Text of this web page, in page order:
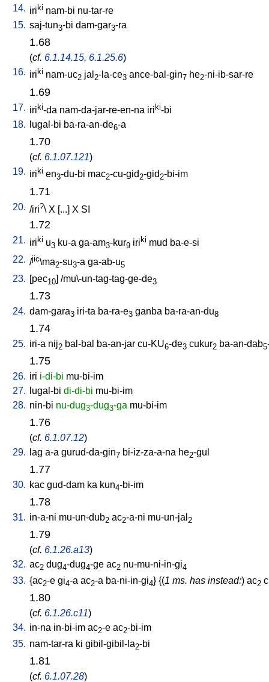
14. iriki nam-bi nu-tar-re
15. saj-tun3-bi dam-gar3-ra
1.68
(cf. 6.1.14.15, 6.1.25.6)
16. iriki nam-uc2 jal 2-la-ce3 ance-bal-gin7 he2-ni-ib-sar-re
1.69
17. iriki-da nam-da-jar-re-en-na iriki-bi
18.
lugal-bi ba-ra-an-de6-a
1.70
(cf. 6.1.07.121)
19. iriki en3-du-bi mac2-cu-gid2-gid2-bi-im
1.71
20. /iri?\ X [...] X SI
1.72
21. iriki u3 ku-a ga-am3-kur9 iriki mud ba-e-si
22. /jic\ma2-su3-a ga-ab-u5
23. [pec10] /mu\-un-tag-tag-ge-de3
1.73
24. dam-gara3 iri-ta ba-ra-e3 ganba ba-ra-an-du8
1.74
25. iri-a nij2 bal-bal ba-an-jar cu-KU6-de3 cukur2 ba-an-dab5
1.75
26. iri i-di-bi mu-bi-im
27.
lugal-bi di-di-bi mu-bi-im
28. nin-bi nu-dug3-dug3-ga mu-bi-im
1.76
(cf. 6.1.07.12)
29.
lag a-a gurud-da-gin7 bi-iz-za-a-na he2-gul
1.77
30. kac gud-dam ka kun4-bi-im
1.78
31. in-a-ni mu-un-dub2 ac2-a-ni mu-un-jal 2
1.79
(cf. 6.1.26.a13)
32. ac2 dug4-dug4-ge ac2 nu-mu-ni-in-gi4
33. {ac2-e gi4-a ac2-a ba-ni-in-gi4} {(1 ms. has instead:) ac2
1.80
(cf. 6.1.26.c11)
34. in-na in-bi-im ac2-e ac2-bi-im
35. nam-tar-ra ki gibil-gibil-la2-bi
1.81
(cf. 6.1.07.28)